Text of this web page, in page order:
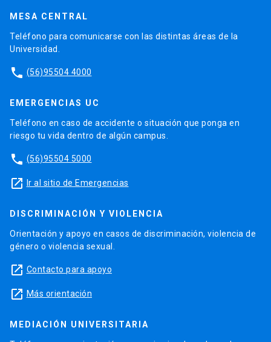
MESA CENTRAL
Teléfono para comunicarse con las distintas áreas de la
Universidad.
phone (56)95504 4000
EMERGENCIAS UC
Teléfono en caso de accidente o situación que ponga en
riesgo tu vida dentro de algún campus.
phone (56)95504 5000
launch Ir al sitio de Emergencias
DISCRIMINACIÓN Y VIOLENCIA
Orientación y apoyo en casos de discriminación, violencia de
género o violencia sexual.
launch Contacto para apoyo
launch Más orientación
MEDIACIÓN UNIVERSITARIA